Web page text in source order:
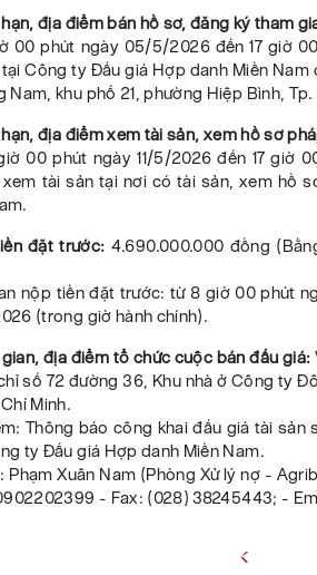
địa điểm bán hồ sơ, đăng ký tham
00 phút ngày 05/5/2026 đến 17 giờ
Công ty Đấu giá Hợp danh Miền
Nam, khu phố 21, phường Hiệp Bình, Tp.
địa điểm xem tài sản, xem hồ sơ
00 phút ngày 11/5/2026 đến 17 giờ
xem tài sản tại nơi có tài sản, xem hồ
đặt trước: 4.690.000.000 đồng
nộp tiền đặt trước: từ 8 giờ 00 phút
(trong giờ hành chính).
địa điểm tổ chức cuộc bán đấu giá:
số 72 đường 36, Khu nhà ở Công ty
Minh.
Thông báo công khai đấu giá tài
ty Đấu giá Hợp danh Miền Nam.
Phạm Xuân Nam (Phòng Xử lý nợ -
- Fax: (028) 38245443; -